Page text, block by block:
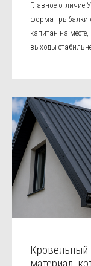
Главное отличие
формат рыбалки
капитан на
выходы
Кровельный